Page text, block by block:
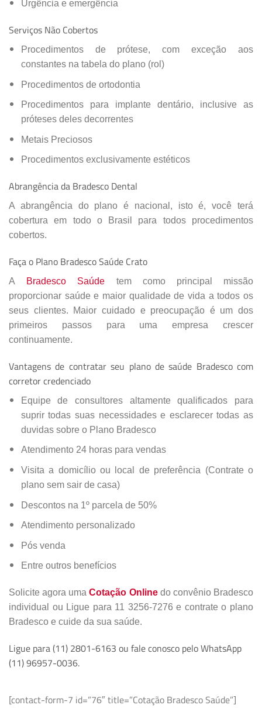
Urgência e emergência
Serviços Não Cobertos
Procedimentos de prótese, com exceção aos
constantes na tabela do plano (rol)
Procedimentos de ortodontia
Procedimentos para implante dentário, inclusive as
próteses deles decorrentes
Metais Preciosos
Procedimentos exclusivamente estéticos
Abrangência da Bradesco Dental
A abrangência do plano é nacional, isto é, você terá
cobertura em todo o Brasil para todos procedimentos
cobertos.
Faça o Plano Bradesco Saúde Crato
A Bradesco Saúde tem como principal missão
proporcionar saúde e maior qualidade de vida a todos os
seus clientes. Maior cuidado e preocupação é um dos
primeiros passos para uma empresa crescer
continuamente.
Vantagens de contratar seu plano de saúde Bradesco com
corretor credenciado
Equipe de consultores altamente qualificados para
suprir todas suas necessidades e esclarecer todas as
duvidas sobre o Plano Bradesco
Atendimento 24 horas para vendas
Visita a domicílio ou local de preferência (Contrate o
plano sem sair de casa)
Descontos na 1º parcela de 50%
Atendimento personalizado
Pós venda
Entre outros benefícios
Solicite agora umaCotação Onlinedo convênio Bradesco
individual ou Ligue para 11 3256-7276 e contrate o plano
Bradesco e cuide da sua saúde.
Ligue para (11) 2801-6163 ou fale conosco pelo WhatsApp
(11) 96957-0036.
[contact-form-7 id=”76″ title=”Cotação Bradesco Saúde”]